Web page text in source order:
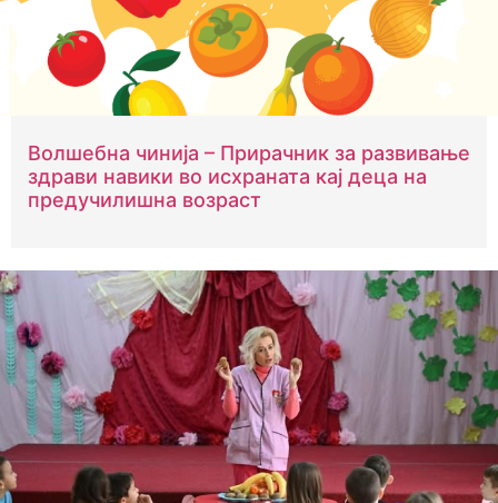
Волшебна чинија – Прирачник за развивање
здрави навики во исхраната кај деца на
предучилишна возраст